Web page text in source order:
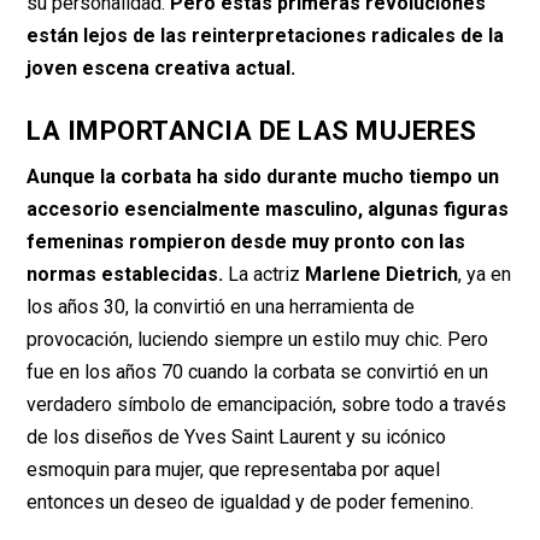
están lejos de las reinterpretaciones radicales de la
joven escena creativa actual.
LA IMPORTANCIA DE LAS MUJERES
Aunque la corbata ha sido durante mucho tiempo un
accesorio esencialmente masculino, algunas figuras
femeninas rompieron desde muy pronto con las
normas establecidas. La actriz Marlene Dietrich, ya en
los años 30, la convirtió en una herramienta de
provocación, luciendo siempre un estilo muy chic. Pero
fue en los años 70 cuando la corbata se convirtió en un
verdadero símbolo de emancipación, sobre todo a través
de los diseños de Yves Saint Laurent y su icónico
esmoquin para mujer, que representaba por aquel
entonces un deseo de igualdad y de poder femenino.